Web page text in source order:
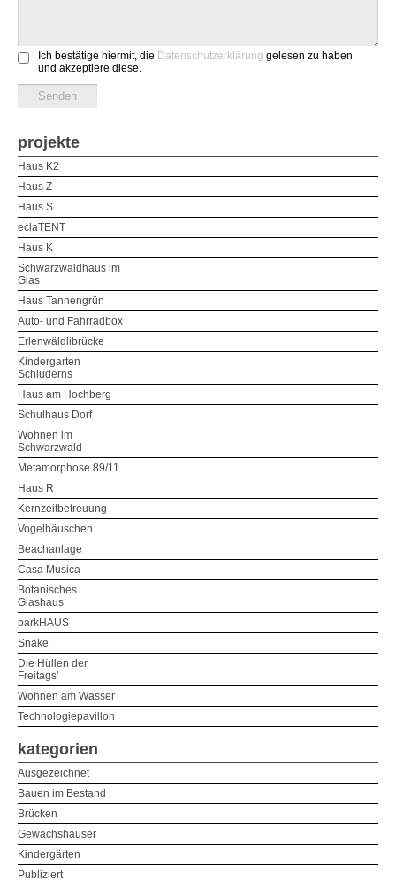
Ich bestätige hiermit, die Datenschutzerklärung gelesen zu haben
und akzeptiere diese.
projekte
Haus K2
Haus Z
Haus S
eclaTENT
Haus K
Schwarzwaldhaus im
Glas
Haus Tannengrün
Auto- und Fahrradbox
Erlenwäldlibrücke
Kindergarten
Schluderns
Haus am Hochberg
Schulhaus Dorf
Wohnen im
Schwarzwald
Metamorphose 89/11
Haus R
Kernzeitbetreuung
Vogelhäuschen
Beachanlage
Casa Musica
Botanisches
Glashaus
parkHAUS
Snake
Die Hüllen der
Freitags’
Wohnen am Wasser
Technologiepavillon
kategorien
Ausgezeichnet
Bauen im Bestand
Brücken
Gewächshäuser
Kindergärten
Publiziert